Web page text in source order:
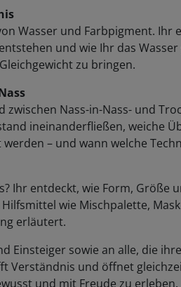
Wasser und Farbpigment. Ihr
und wie Ihr das Wasser
zu bringen.
Nass-in-Nass- und
ineinanderfließen, weiche
– und wann welche
Ihr entdeckt, wie Form, Größe
wie Mischpalette,
erläutert.
Einsteiger sowie an alle, die
Verständnis und öffnet
und mit Freude zu erleben.